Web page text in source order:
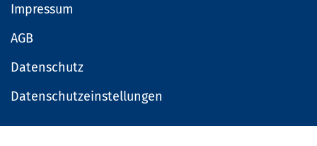
Impressum
AGB
Datenschutz
Datenschutzeinstellungen